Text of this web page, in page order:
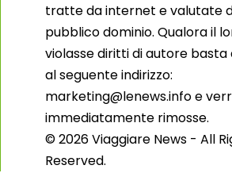
tratte da internet e valutate
pubblico dominio. Qualora il
violasse diritti di autore
al seguente indirizzo:
marketing@lenews.info e
immediatamente rimosse.
© 2026 Viaggiare News - All
Reserved.